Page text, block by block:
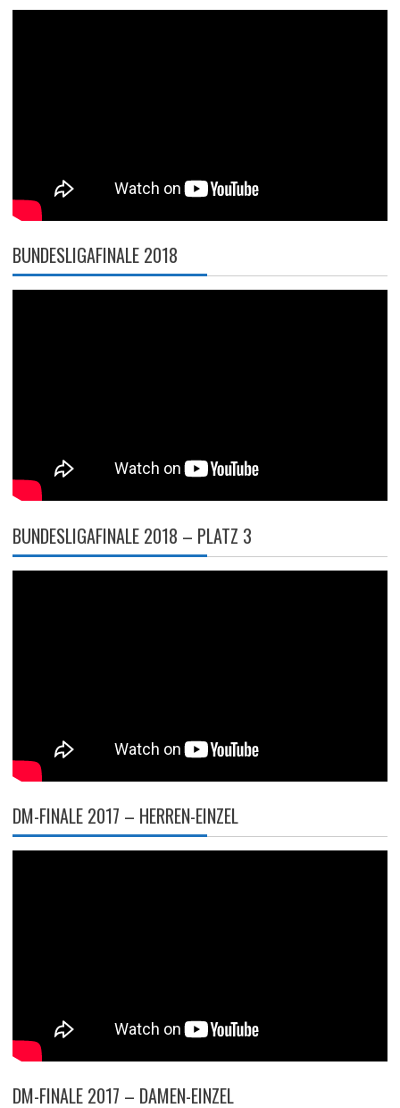
BUNDESLIGAFINALE 2018
BUNDESLIGAFINALE 2018 – PLATZ 3
DM-FINALE 2017 – HERREN-EINZEL
DM-FINALE 2017 – DAMEN-EINZEL